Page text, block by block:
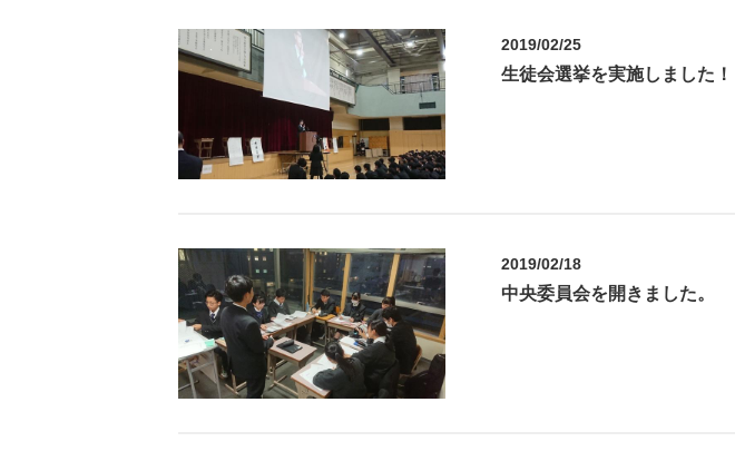
2019/02/25
生徒会選挙を実施しました！
2019/02/18
中央委員会を開きました。